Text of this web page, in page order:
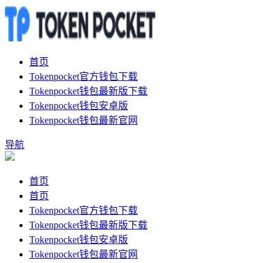
首页
Tokenpocket官方钱包下载
Tokenpocket钱包最新版下载
Tokenpocket钱包安卓版
Tokenpocket钱包最新官网
导航
首页
首页
Tokenpocket官方钱包下载
Tokenpocket钱包最新版下载
Tokenpocket钱包安卓版
Tokenpocket钱包最新官网